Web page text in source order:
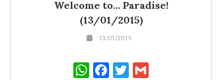
Welcome to… Paradise!
(13/01/2015)
13/01/2015
WhatsApp
Facebook
Twitter